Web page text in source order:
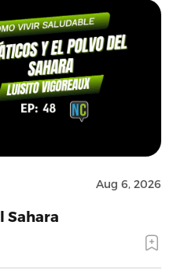
Aug 6, 2026
Sahara